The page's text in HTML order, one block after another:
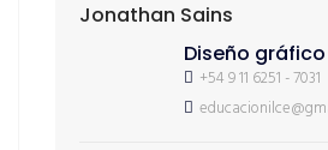
Jonathan Sains
Diseño gráfico
+54 9 11 6251 - 7031